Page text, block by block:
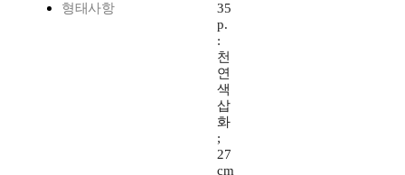
형태사항
35
p.
:
천
연
색
삽
화
;
27
cm